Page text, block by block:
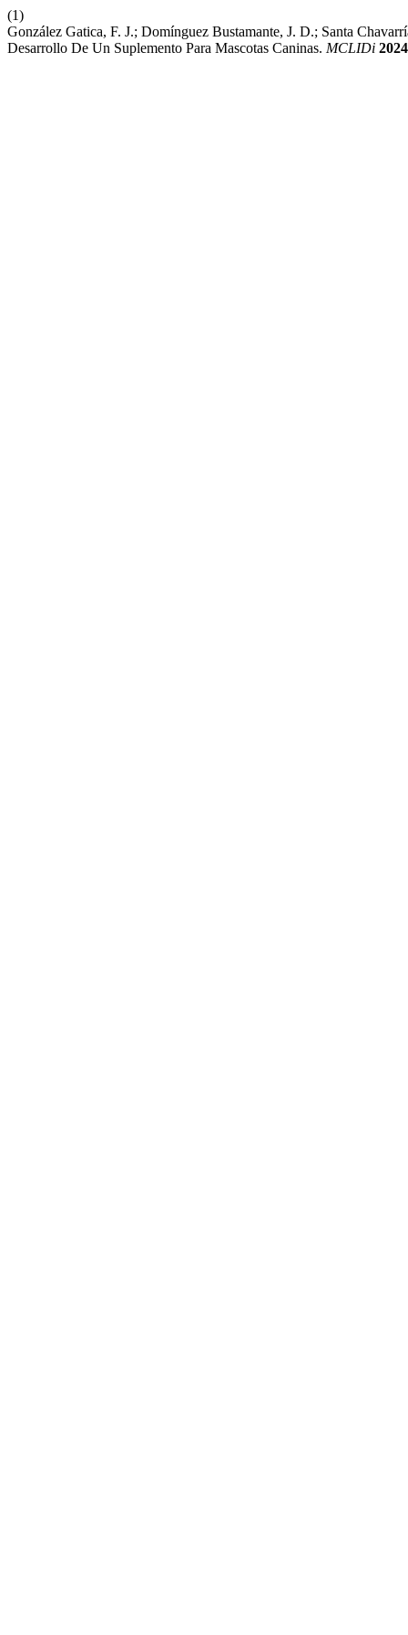
(1)
González Gatica, F. J.; Domínguez Bustamante, J. D.; Santa
Desarrollo De Un Suplemento Para Mascotas Caninas. MCLIDi 2024